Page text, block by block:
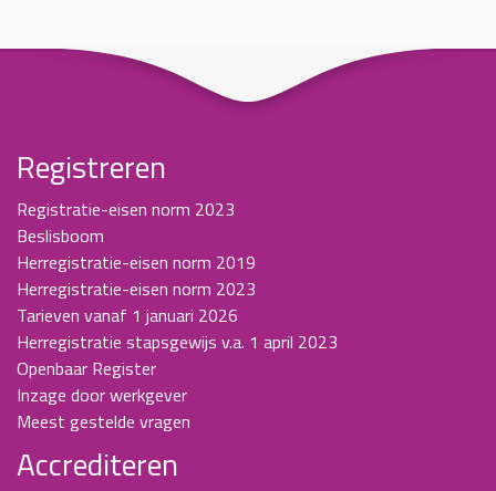
Registreren
Registratie-eisen norm 2023
Beslisboom
Herregistratie-eisen norm 2019
Herregistratie-eisen norm 2023
Tarieven vanaf 1 januari 2026
Herregistratie stapsgewijs v.a. 1 april 2023
Openbaar Register
Inzage door werkgever
Meest gestelde vragen
Accrediteren